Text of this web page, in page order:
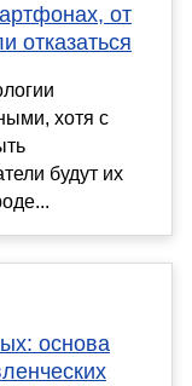
от
отказаться
хотя с
будут их
основа